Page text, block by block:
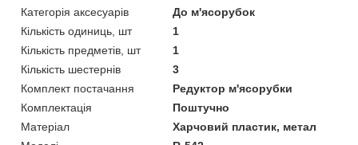
Категорія аксесуарів
До м'ясорубок
Кількість одиниць, шт
1
Кількість предметів, шт
1
Кількість шестернів
3
Комплект постачання
Редуктор м'ясорубки
Комплектація
Поштучно
Матеріал
Харчовий пластик, метал